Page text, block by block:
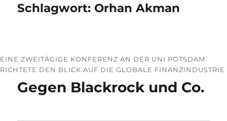
Schlagwort: Orhan Akman
EINE ZWEITÄGIGE KONFERENZ AN DER UNI POTSDAM
RICHTETE DEN BLICK AUF DIE GLOBALE FINANZINDUSTRIE
Gegen Blackrock und Co.